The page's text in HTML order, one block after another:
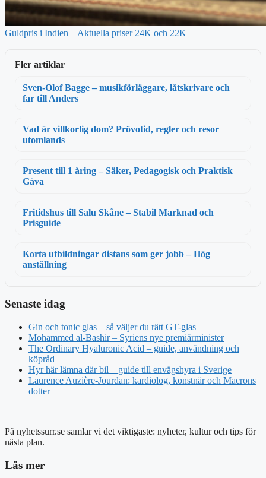
Guldpris i Indien – Aktuella priser 24K och 22K
Fler artiklar
Sven-Olof Bagge – musikförläggare, låtskrivare och
far till Anders
Vad är villkorlig dom? Prövotid, regler och resor
utomlands
Present till 1 åring – Säker, Pedagogisk och Praktisk
Gåva
Fritidshus till Salu Skåne – Stabil Marknad och
Prisguide
Korta utbildningar distans som ger jobb – Hög
anställning
Senaste idag
Gin och tonic glas – så väljer du rätt GT-glas
Mohammed al-Bashir – Syriens nye premiärminister
The Ordinary Hyaluronic Acid – guide, användning och
köpråd
Hyr här lämna där bil – guide till envägshyra i Sverige
Laurence Auzière-Jourdan: kardiolog, konstnär och Macrons
dotter
På nyhetssurr.se samlar vi det viktigaste: nyheter, kultur och tips för
nästa plan.
Läs mer